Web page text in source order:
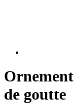
de goutte